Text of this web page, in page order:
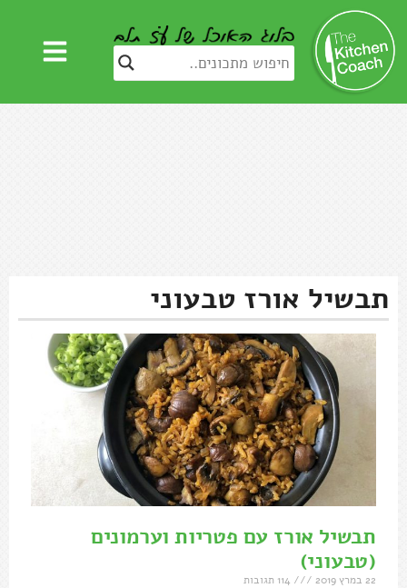
תבשיל אורז טבעוני
תבשיל אורז עם פטריות וערמונים
(טבעוני)
22 במרץ 2019